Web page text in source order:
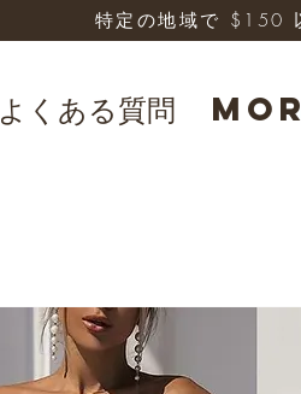
よくある質問
特定の地域で $150